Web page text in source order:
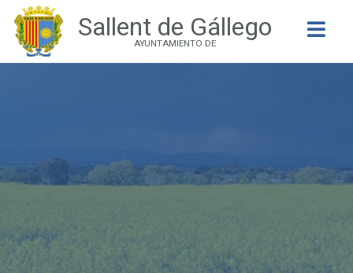
Sallent de Gállego
AYUNTAMIENTO DE
Buscar